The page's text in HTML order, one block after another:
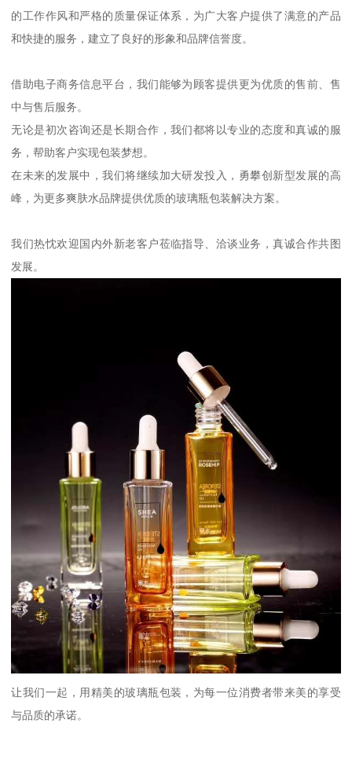
的工作作风和严格的质量保证体系，为广大客户提供了满意的产品
和快捷的服务，建立了良好的形象和品牌信誉度。
借助电子商务信息平台，我们能够为顾客提供更为优质的售前、售
中与售后服务。
无论是初次咨询还是长期合作，我们都将以专业的态度和真诚的服
务，帮助客户实现包装梦想。
在未来的发展中，我们将继续加大研发投入，勇攀创新型发展的高
峰，为更多爽肤水品牌提供优质的玻璃瓶包装解决方案。
我们热忱欢迎国内外新老客户莅临指导、洽谈业务，真诚合作共图
发展。
让我们一起，用精美的玻璃瓶包装，为每一位消费者带来美的享受
与品质的承诺。